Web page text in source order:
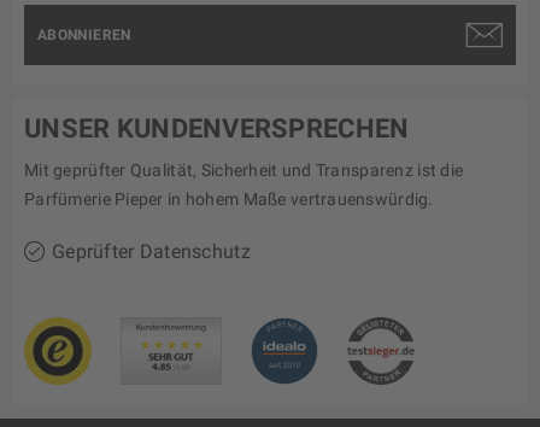
ABONNIEREN
UNSER KUNDENVERSPRECHEN
Mit geprüfter Qualität, Sicherheit und Transparenz ist die
Parfümerie Pieper in hohem Maße vertrauenswürdig.
Geprüfter Datenschutz